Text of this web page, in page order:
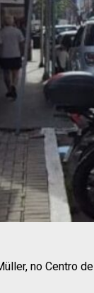
no Centro de